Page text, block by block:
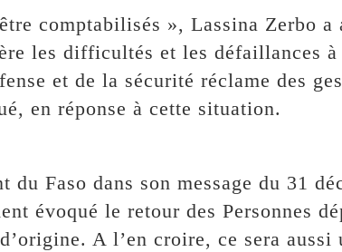
comptabilisés », Lassina Zerbo a
les difficultés et les défaillances à
et de la sécurité réclame des
en réponse à cette situation.
du Faso dans son message du 31
évoqué le retour des Personnes
A l’en croire, ce sera aussi